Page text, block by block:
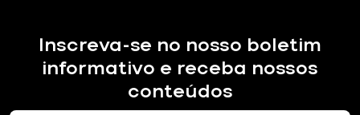
Inscreva-se no nosso boletim
informativo e receba nossos
conteúdos